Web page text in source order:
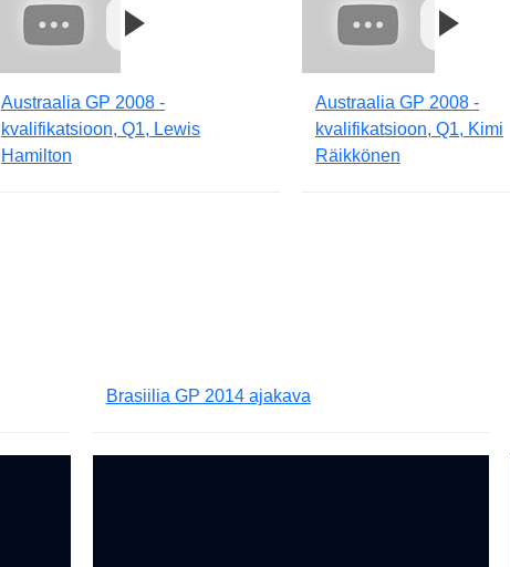
Austraalia GP 2008 -
kvalifikatsioon, Q1, Lewis
Hamilton
Austraalia GP 2008 -
kvalifikatsioon, Q1, Kimi
Räikkönen
Brasiilia GP 2014 ajakava